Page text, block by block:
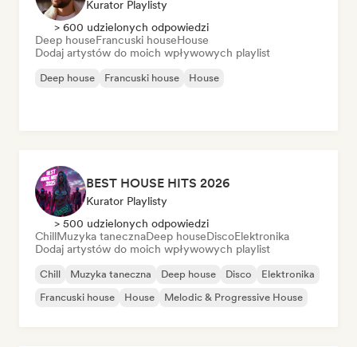
Kurator Playlisty
> 600 udzielonych odpowiedzi
Deep houseFrancuski houseHouse
Dodaj artystów do moich wpływowych playlist
Deep house Francuski house House
BEST HOUSE HITS 2026
Kurator Playlisty
> 500 udzielonych odpowiedzi
ChillMuzyka tanecznaDeep houseDiscoElektronika
Dodaj artystów do moich wpływowych playlist
Chill Muzyka taneczna Deep house Disco
Elektronika
Francuski house
House Melodic & Progressive House